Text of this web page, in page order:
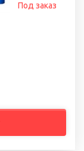
Под заказ